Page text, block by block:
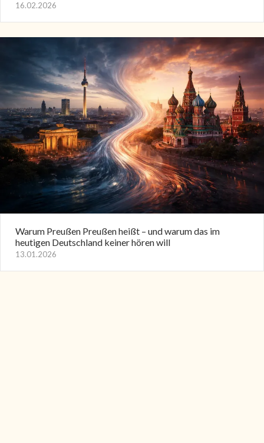
16.02.2026
Warum Preußen Preußen heißt – und warum das im
heutigen Deutschland keiner hören will
13.01.2026